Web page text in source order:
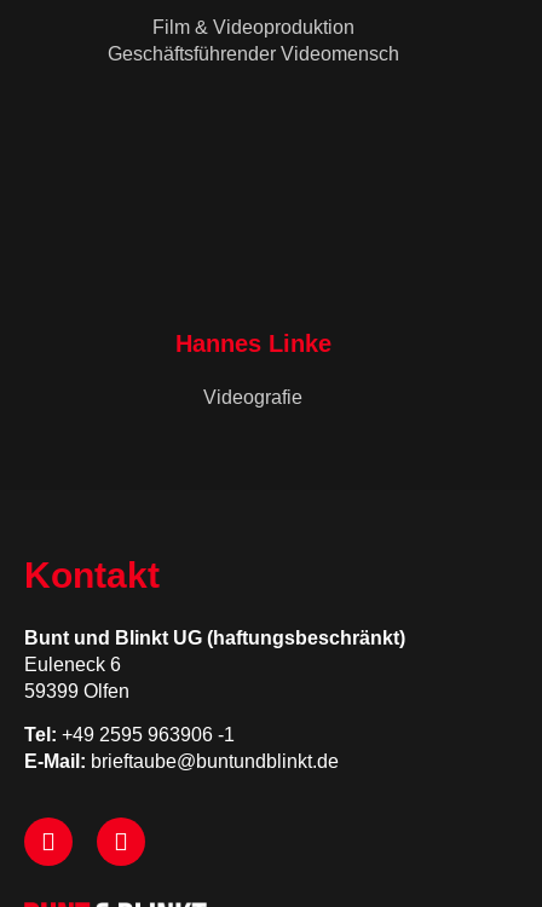
Film & Videoproduktion
Geschäftsführender Videomensch
Hannes Linke
Videografie
Kontakt
Bunt und Blinkt UG (haftungsbeschränkt)
Euleneck 6
59399 Olfen
Tel: +49 2595 963906 -1
E-Mail: brieftaube@buntundblinkt.de